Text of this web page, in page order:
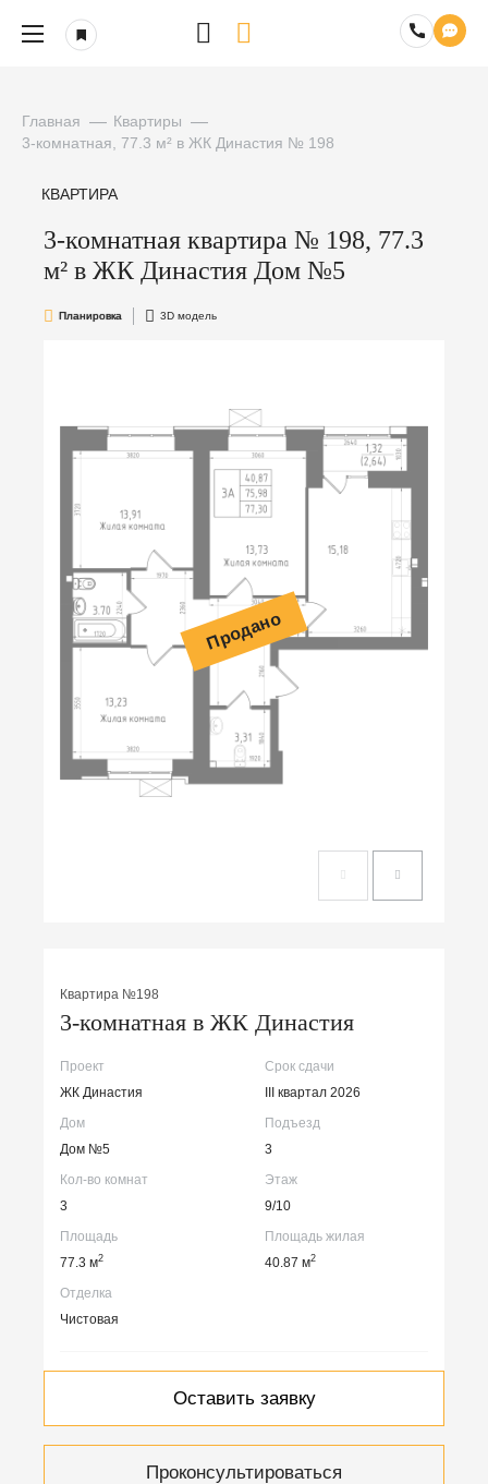
Главная
Квартиры
3-комнатная, 77.3 м² в ЖК Династия № 198
КВАРТИРА
3-комнатная квартира № 198, 77.3
м² в ЖК Династия Дом №5
Планировка 3D модель
Продано
Квартира №198
3-комнатная в ЖК Династия
Проект
ЖК Династия
Срок сдачи
III квартал 2026
Дом
Дом №5
Подъезд
3
Кол-во комнат
3
Этаж
9/10
Площадь
77.3 м2
Площадь жилая
40.87 м2
Отделка
Чистовая
Оставить заявку
Проконсультироваться